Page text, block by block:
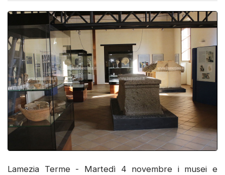
Lamezia Terme - Martedì 4 novembre i musei e